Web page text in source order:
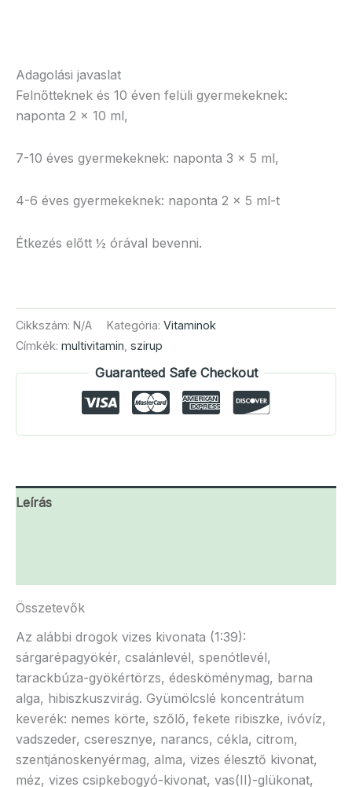
Adagolási javaslat
Felnőtteknek és 10 éven felüli gyermekeknek:
naponta 2 x 10 ml,
7-10 éves gyermekeknek: naponta 3 x 5 ml,
4-6 éves gyermekeknek: naponta 2 x 5 ml-t
Étkezés előtt ½ órával bevenni.
Cikkszám: N/A Kategória: Vitaminok
Címkék: multivitamin szirup
Guaranteed Safe Checkout
Leírás
Összetevők
Az alábbi drogok vizes kivonata (1:39):
sárgarépagyökér, csalánlevél, spenótlevél,
tarackbúza-gyökértörzs, édesköménymag, barna
alga, hibiszkuszvirág. Gyümölcslé koncentrátum
keverék: nemes körte, szőlő, fekete ribiszke, ivóvíz,
vadszeder, cseresznye, narancs, cékla, citrom,
szentjánoskenyérmag, alma, vizes élesztő kivonat,
méz, vizes csipkebogyó-kivonat, vas(II)-glükonat,